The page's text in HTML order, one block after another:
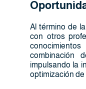
Al término de
con otros
combinación
impulsando la
optimización